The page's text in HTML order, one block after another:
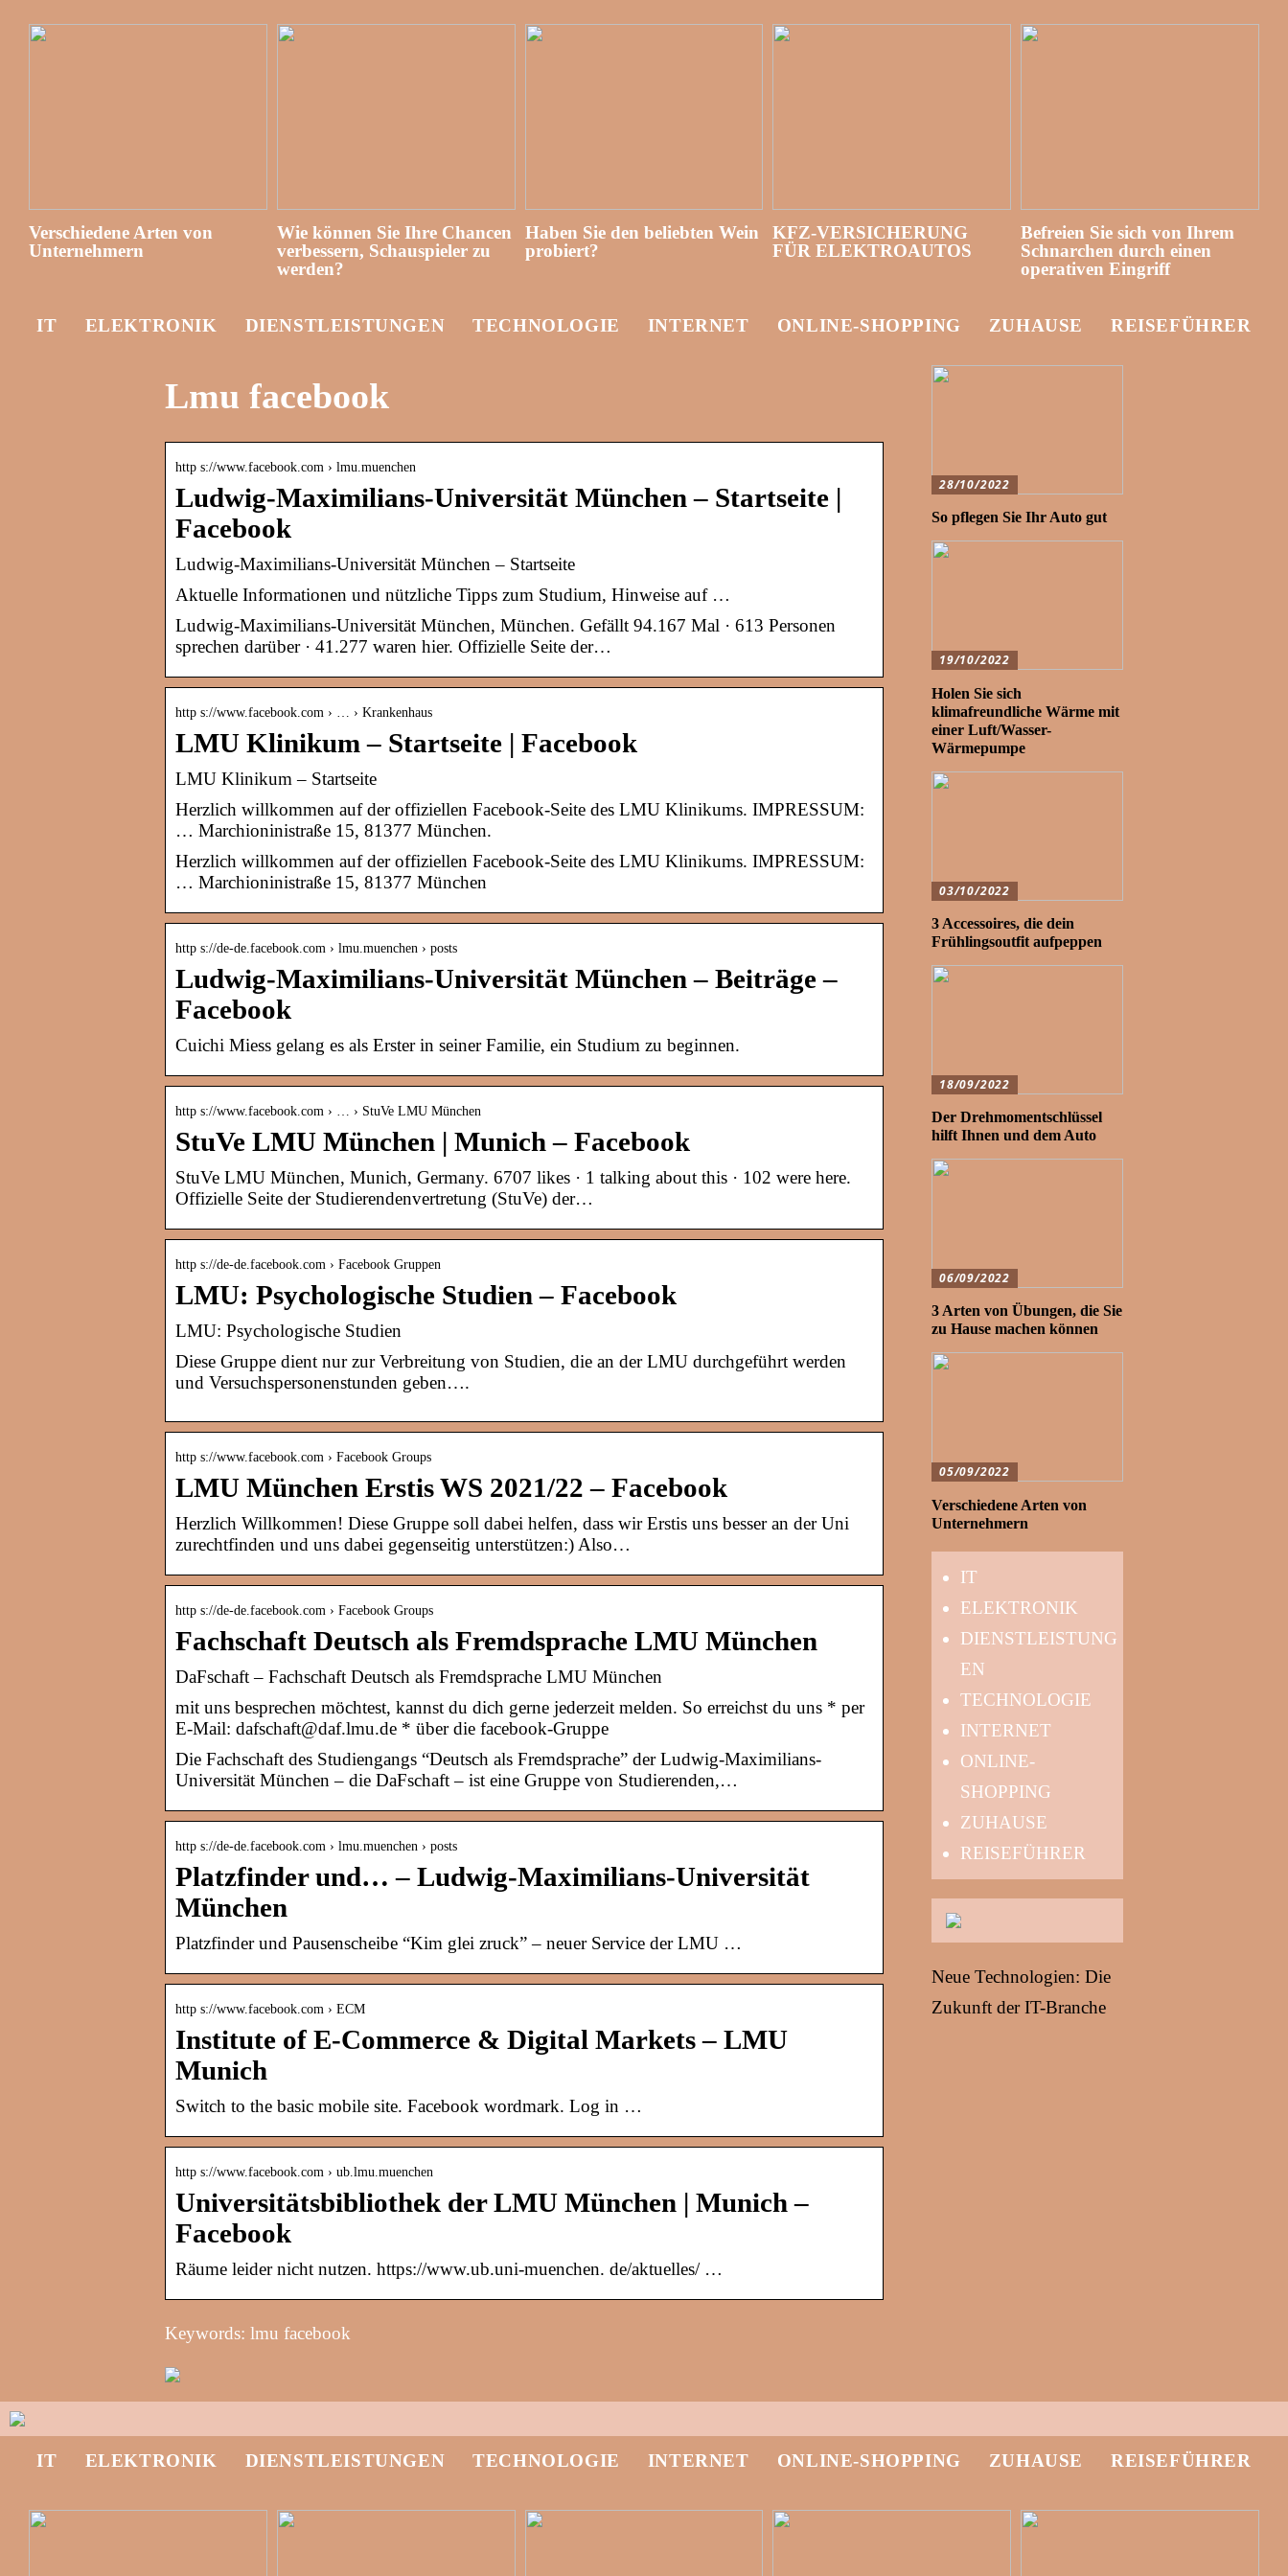
Verschiedene Arten von
Unternehmern
Wie können Sie Ihre Chancen
verbessern, Schauspieler zu
werden?
Haben Sie den beliebten Wein
probiert?
KFZ-VERSICHERUNG
FÜR ELEKTROAUTOS
Befreien Sie sich von Ihrem
Schnarchen durch einen
operativen Eingriff
IT ELEKTRONIK DIENSTLEISTUNGEN TECHNOLOGIE INTERNET ONLINE-SHOPPING ZUHAUSE REISEFÜHRER
Lmu facebook
http s://www.facebook.com › lmu.muenchen
Ludwig-Maximilians-Universität München – Startseite |
Facebook
Ludwig-Maximilians-Universität München – Startseite
Aktuelle Informationen und nützliche Tipps zum Studium, Hinweise auf …
Ludwig-Maximilians-Universität München, München. Gefällt 94.167 Mal · 613 Personen
sprechen darüber · 41.277 waren hier. Offizielle Seite der…
http s://www.facebook.com › … › Krankenhaus
LMU Klinikum – Startseite | Facebook
LMU Klinikum – Startseite
Herzlich willkommen auf der offiziellen Facebook-Seite des LMU Klinikums. IMPRESSUM:
… Marchioninistraße 15, 81377 München.
Herzlich willkommen auf der offiziellen Facebook-Seite des LMU Klinikums. IMPRESSUM:
… Marchioninistraße 15, 81377 München
http s://de-de.facebook.com › lmu.muenchen › posts
Ludwig-Maximilians-Universität München – Beiträge –
Facebook
Cuichi Miess gelang es als Erster in seiner Familie, ein Studium zu beginnen.
http s://www.facebook.com › … › StuVe LMU München
StuVe LMU München | Munich – Facebook
StuVe LMU München, Munich, Germany. 6707 likes · 1 talking about this · 102 were here.
Offizielle Seite der Studierendenvertretung (StuVe) der…
http s://de-de.facebook.com › Facebook Gruppen
LMU: Psychologische Studien – Facebook
LMU: Psychologische Studien
Diese Gruppe dient nur zur Verbreitung von Studien, die an der LMU durchgeführt werden
und Versuchspersonenstunden geben….
http s://www.facebook.com › Facebook Groups
LMU München Erstis WS 2021/22 – Facebook
Herzlich Willkommen! Diese Gruppe soll dabei helfen, dass wir Erstis uns besser an der Uni
zurechtfinden und uns dabei gegenseitig unterstützen:) Also…
http s://de-de.facebook.com › Facebook Groups
Fachschaft Deutsch als Fremdsprache LMU München
DaFschaft – Fachschaft Deutsch als Fremdsprache LMU München
mit uns besprechen möchtest, kannst du dich gerne jederzeit melden. So erreichst du uns * per
E-Mail: dafschaft@daf.lmu.de * über die facebook-Gruppe
Die Fachschaft des Studiengangs “Deutsch als Fremdsprache” der Ludwig-Maximilians-
Universität München – die DaFschaft – ist eine Gruppe von Studierenden,…
http s://de-de.facebook.com › lmu.muenchen › posts
Platzfinder und… – Ludwig-Maximilians-Universität
München
Platzfinder und Pausenscheibe “Kim glei zruck” – neuer Service der LMU …
http s://www.facebook.com › ECM
Institute of E-Commerce & Digital Markets – LMU
Munich
Switch to the basic mobile site. Facebook wordmark. Log in …
http s://www.facebook.com › ub.lmu.muenchen
Universitätsbibliothek der LMU München | Munich –
Facebook
Räume leider nicht nutzen. https://www.ub.uni-muenchen. de/aktuelles/ …
Keywords: lmu facebook
28/10/2022
So pflegen Sie Ihr Auto gut
19/10/2022
Holen Sie sich
klimafreundliche Wärme mit
einer Luft/Wasser-
Wärmepumpe
03/10/2022
3 Accessoires, die dein
Frühlingsoutfit aufpeppen
18/09/2022
Der Drehmomentschlüssel
hilft Ihnen und dem Auto
06/09/2022
3 Arten von Übungen, die Sie
zu Hause machen können
05/09/2022
Verschiedene Arten von
Unternehmern
IT
ELEKTRONIK
DIENSTLEISTUNG
EN
TECHNOLOGIE
INTERNET
ONLINE-
SHOPPING
ZUHAUSE
REISEFÜHRER
Neue Technologien: Die
Zukunft der IT-Branche
IT ELEKTRONIK DIENSTLEISTUNGEN TECHNOLOGIE INTERNET ONLINE-SHOPPING ZUHAUSE REISEFÜHRER